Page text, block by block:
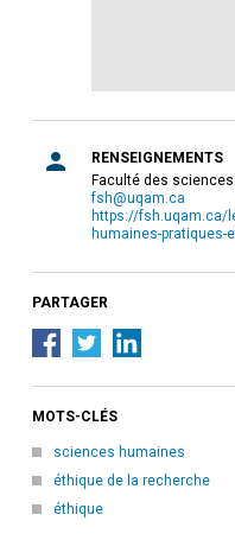
RENSEIGNEMENTS
Faculté des
fsh@uqam.ca
https://fsh.uqam.ca/
humaines-pratiques-
PARTAGER
MOTS-CLÉS
sciences humaines
éthique de la recherche
éthique